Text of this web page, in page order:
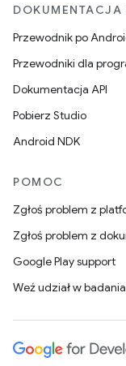
Przewodnik po
Przewodniki dla
Dokumentacja API
Pobierz Studio
Android NDK
POMOC
Zgłoś problem z
Zgłoś problem z
Google Play support
Weź udział w